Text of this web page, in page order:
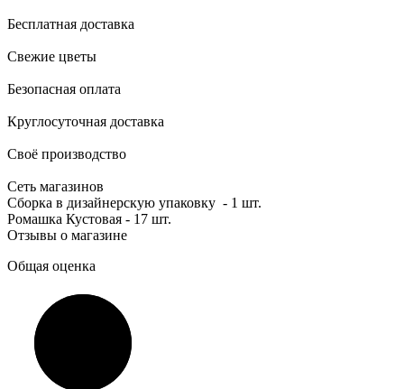
Бесплатная доставка
Свежие цветы
Безопасная оплата
Круглосуточная доставка
Своё производство
Сеть магазинов
Сборка в дизайнерскую упаковку - 1 шт.
Ромашка Кустовая - 17 шт.
Отзывы о магазине
Общая оценка